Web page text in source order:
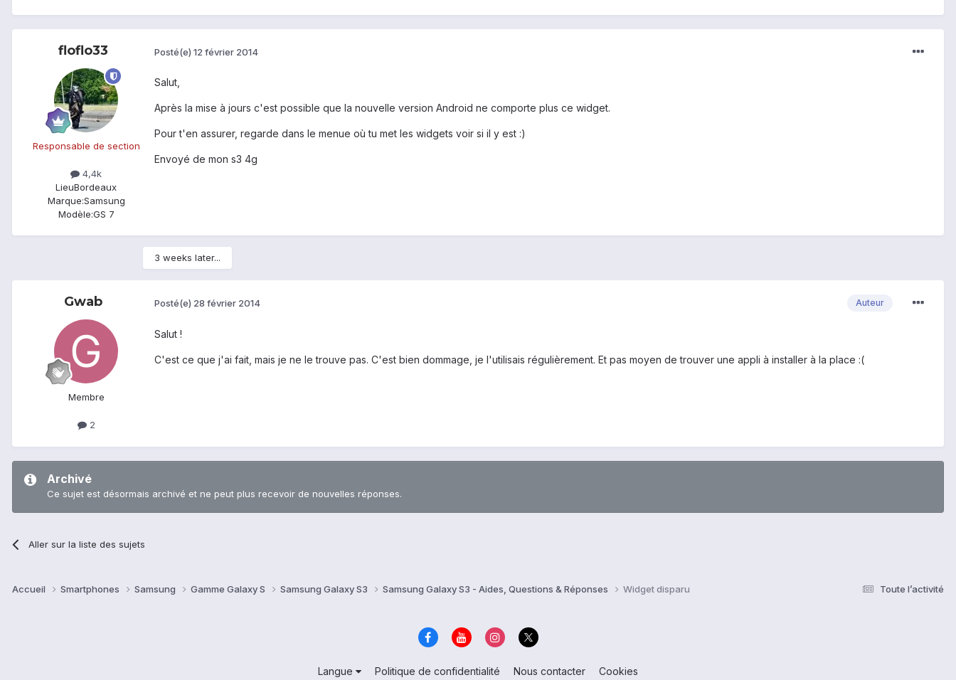
floflo33
Responsable de section
4,4k
LieuBordeaux
Marque:Samsung
Modèle:GS 7
Posté(e) 12 février 2014
Salut,
Après la mise à jours c'est possible que la nouvelle version Android ne comporte plus ce widget.
Pour t'en assurer, regarde dans le menue où tu met les widgets voir si il y est :)
Envoyé de mon s3 4g
3 weeks later...
Gwab
Membre
2
Auteur
Posté(e) 28 février 2014
Salut !
C'est ce que j'ai fait, mais je ne le trouve pas. C'est bien dommage, je l'utilisais régulièrement. Et pas moyen de trouver une appli à installer à la place :(
Archivé
Ce sujet est désormais archivé et ne peut plus recevoir de nouvelles réponses.
Aller sur la liste des sujets
Toute l’activité
Accueil Smartphones Samsung Gamme Galaxy S Samsung Galaxy S3 Samsung Galaxy S3 - Aides, Questions & Réponses Widget disparu
Langue Politique de confidentialité Nous contacter Cookies